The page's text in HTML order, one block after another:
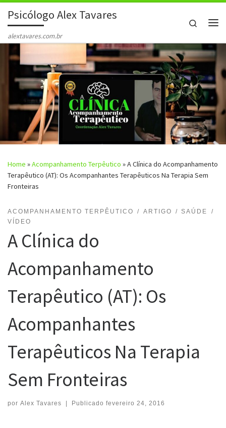
Skip to content
Psicólogo Alex Tavares
alextavares.com.br
Search
Home »Acompanhamento Terpêutico »A Clínica do Acompanhamento
Terapêutico (AT): Os Acompanhantes Terapêuticos Na Terapia Sem
Fronteiras
ACOMPANHAMENTO TERPÊUTICO ARTIGO
SAÚDE
VÍDEO
A Clínica do
Acompanhamento
Terapêutico (AT): Os
Acompanhantes
Terapêuticos Na Terapia
Sem Fronteiras
por Alex Tavares Publicado fevereiro 24, 2016